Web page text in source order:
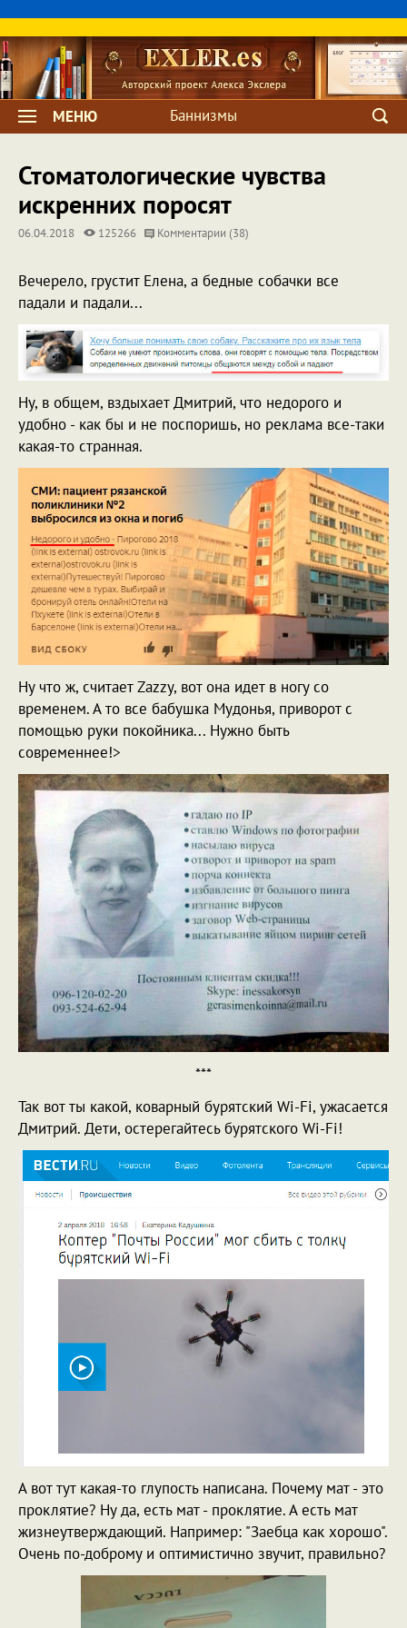
МЕНЮ Баннизмы
Стоматологические чувства
искренних поросят
06.04.2018 125266 Комментарии (38)
Вечерело, грустит Елена, а бедные собачки все
падали и падали...
Ну, в общем, вздыхает Дмитрий, что недорого и
удобно - как бы и не поспоришь, но реклама все-таки
какая-то странная.
Ну что ж, считает Zazzy, вот она идет в ногу со
временем. А то все бабушка Мудонья, приворот с
помощью руки покойника... Нужно быть
современнее!>
***
Так вот ты какой, коварный бурятский Wi-Fi, ужасается
Дмитрий. Дети, остерегайтесь бурятского Wi-Fi!
А вот тут какая-то глупость написана. Почему мат - это
проклятие? Ну да, есть мат - проклятие. А есть мат
жизнеутверждающий. Например: "Заебца как хорошо".
Очень по-доброму и оптимистично звучит, правильно?